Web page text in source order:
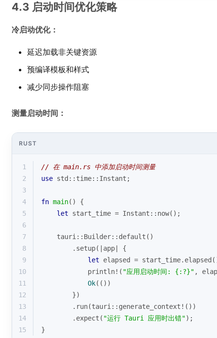
4.3 启动时间优化策略
冷启动优化：
延迟加载非关键资源
预编译模板和样式
减少同步操作阻塞
测量启动时间：
RUST
1
// 在 main.rs 中添加启动时间测量
2
use std::time::Instant;
3
4
fn main() {
5
let start_time = Instant::now();
6
7
    tauri::Builder::default()
8
        .setup(|app| {
9
let elapsed =
10
println! ( "应用启动时间: {:?}" ,
11
Ok(())
12
        })
13
        .run(tauri::generate_context!())
14
        .expect(
"运行 Tauri 应用时出错");
15
}